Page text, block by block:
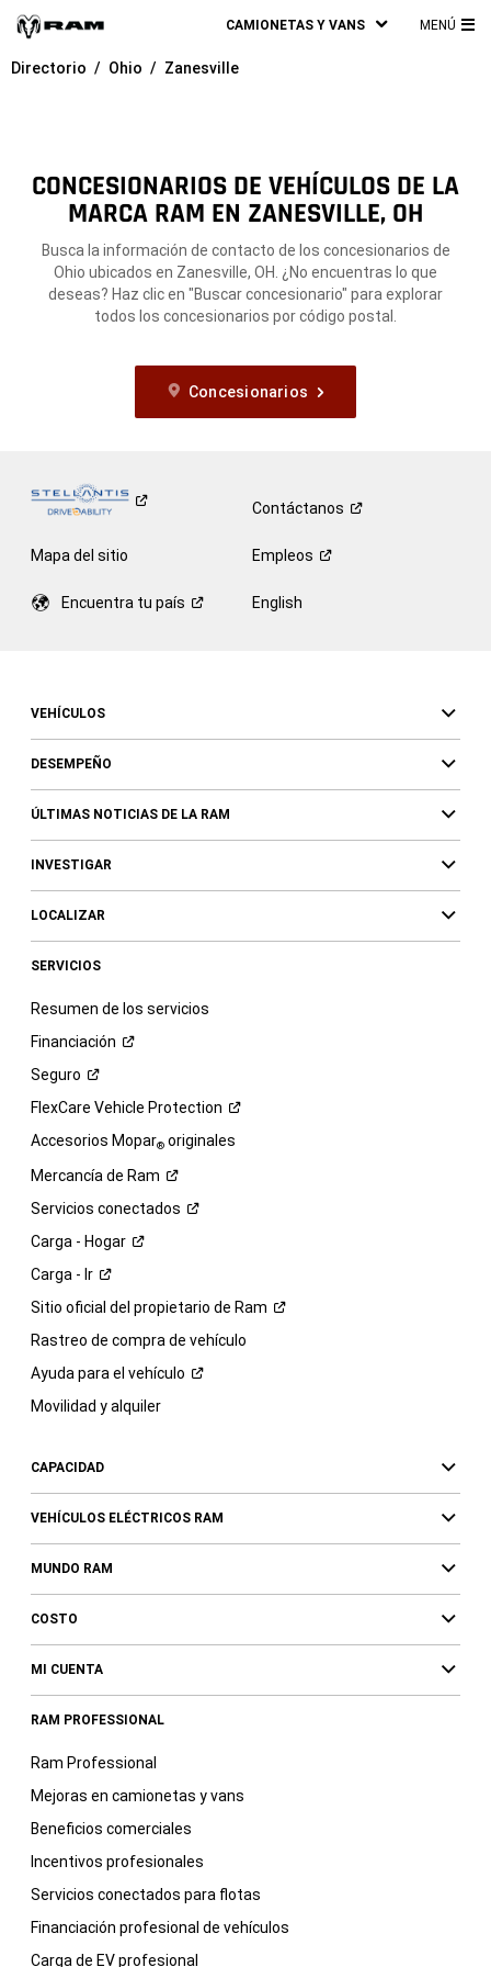
CAMIONETAS Y VANS MENÚ
Directorio Ohio Zanesville
CONCESIONARIOS DE VEHÍCULOS DE LA
MARCA RAM EN ZANESVILLE, OH
Busca la información de contacto de los concesionarios de
Ohio ubicados en Zanesville, OH. ¿No encuentras lo que
deseas? Haz clic en "Buscar concesionario" para explorar
todos los concesionarios por código postal.
Concesionarios
Contáctanos
Mapa del sitio Empleos
Encuentra tu país English
VEHÍCULOS
DESEMPEÑO
ÚLTIMAS NOTICIAS DE LA RAM
INVESTIGAR
LOCALIZAR
SERVICIOS
Resumen de los servicios
Financiación
Seguro
FlexCare Vehicle Protection
Accesorios Mopar®originales
Mercancía de Ram
Servicios conectados
Carga - Hogar
Carga - Ir
Sitio oficial del propietario de Ram
Rastreo de compra de vehículo
Ayuda para el vehículo
Movilidad y alquiler
CAPACIDAD
VEHÍCULOS ELÉCTRICOS RAM
MUNDO RAM
COSTO
MI CUENTA
RAM PROFESSIONAL
Ram Professional
Mejoras en camionetas y vans
Beneficios comerciales
Incentivos profesionales
Servicios conectados para flotas
Financiación profesional de vehículos
Carga de EV profesional